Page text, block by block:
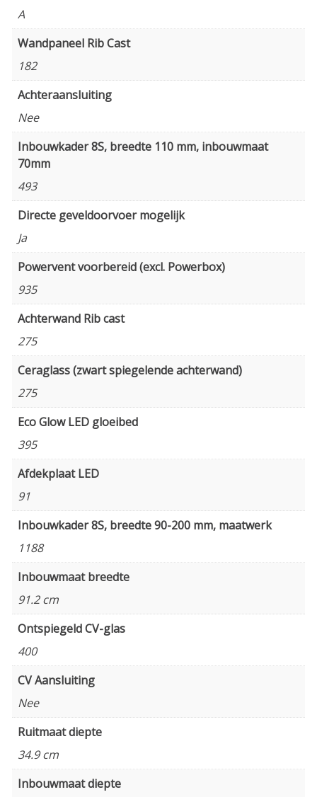
A
Wandpaneel Rib Cast
182
Achteraansluiting
Nee
Inbouwkader 8S, breedte 110 mm, inbouwmaat
70mm
493
Directe geveldoorvoer mogelijk
Ja
Powervent voorbereid (excl. Powerbox)
935
Achterwand Rib cast
275
Ceraglass (zwart spiegelende achterwand)
275
Eco Glow LED gloeibed
395
Afdekplaat LED
91
Inbouwkader 8S, breedte 90-200 mm, maatwerk
1188
Inbouwmaat breedte
91.2 cm
Ontspiegeld CV-glas
400
CV Aansluiting
Nee
Ruitmaat diepte
34.9 cm
Inbouwmaat diepte